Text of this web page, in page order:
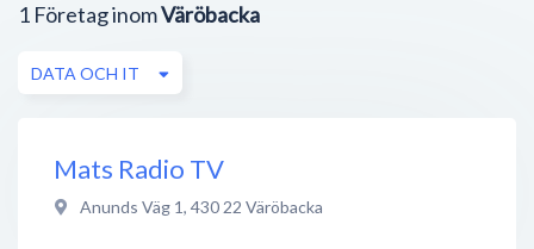
1 Företag inomVäröbacka
DATA OCH IT
Mats Radio TV
Anunds Väg 1, 430 22 Väröbacka